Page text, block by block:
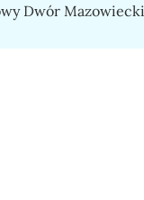
Dwór Mazowiecki